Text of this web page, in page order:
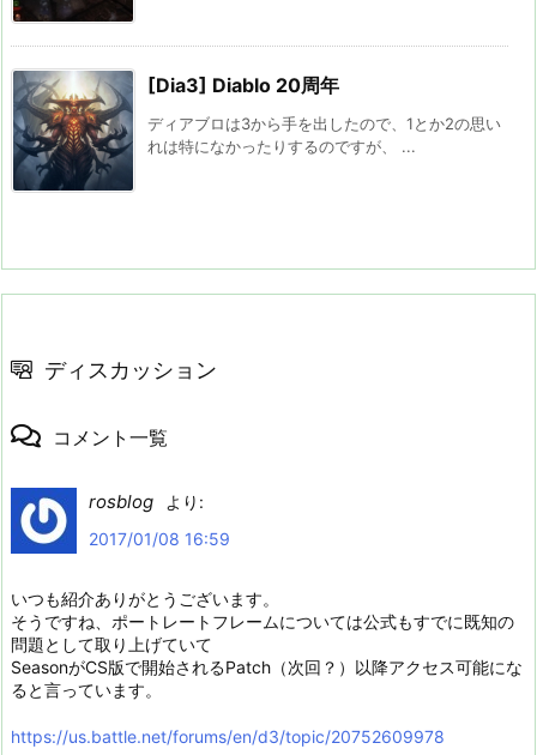
[Dia3] Diablo 20周年
ディアブロは3から手を出したので、1とか2の思い
れは特になかったりするのですが、 ...
ディスカッション
コメント一覧
rosblog
より:
2017/01/08 16:59
いつも紹介ありがとうございます。
そうですね、ポートレートフレームについては公式もすでに既知の
問題として取り上げていて
SeasonがCS版で開始されるPatch（次回？）以降アクセス可能にな
ると言っています。
https://us.battle.net/forums/en/d3/topic/20752609978